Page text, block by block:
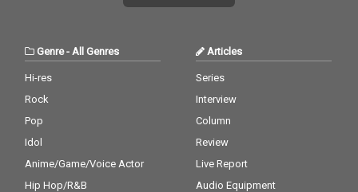
Genre-All Genres
Hi-res
Rock
Pop
Idol
Anime/Game/Voice Actor
Hip Hop/R&B
Articles
Series
Interview
Column
Review
Live Report
Audio Equipment